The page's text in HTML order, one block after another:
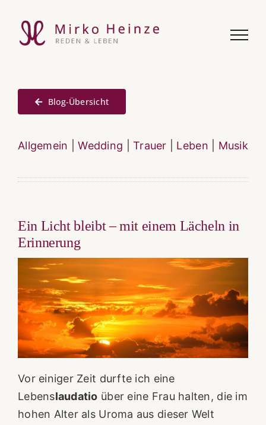
Inhalt
springen
Blog-Übersicht
Allgemein |Wedding |Trauer Leben Musik
Ein Licht bleibt – mit einem Lächeln in
Erinnerung
Vor einiger Zeit durfte ich eine
Lebenslaudatio über eine Frau halten, die im
hohen Alter als Uroma aus dieser Welt